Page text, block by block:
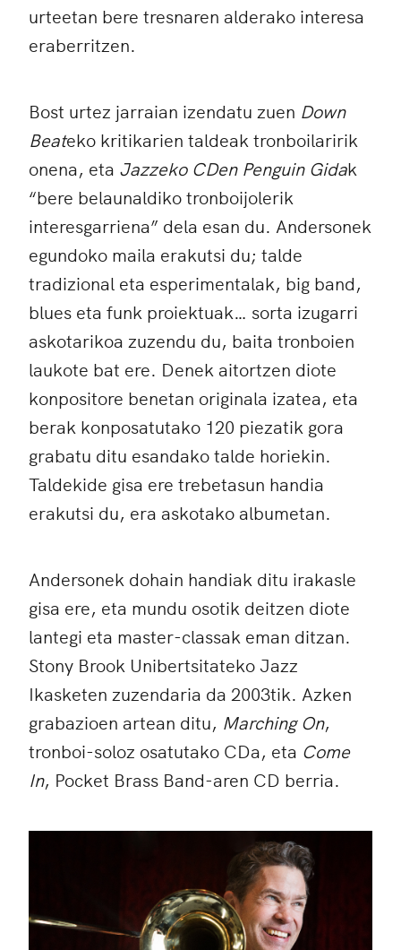
urteetan bere tresnaren alderako interesa
eraberritzen.
Bost urtez jarraian izendatu zuen Down
Beateko kritikarien taldeak tronboilaririk
onena, eta Jazzeko CDen Penguin Gidak
“bere belaunaldiko tronboijolerik
interesgarriena” dela esan du. Andersonek
egundoko maila erakutsi du; talde
tradizional eta esperimentalak, big band,
blues eta funk proiektuak… sorta izugarri
askotarikoa zuzendu du, baita tronboien
laukote bat ere. Denek aitortzen diote
konpositore benetan originala izatea, eta
berak konposatutako 120 piezatik gora
grabatu ditu esandako talde horiekin.
Taldekide gisa ere trebetasun handia
erakutsi du, era askotako albumetan.
Andersonek dohain handiak ditu irakasle
gisa ere, eta mundu osotik deitzen diote
lantegi eta master-classak eman ditzan.
Stony Brook Unibertsitateko Jazz
Ikasketen zuzendaria da 2003tik. Azken
grabazioen artean ditu, Marching On,
tronboi-soloz osatutako CDa, eta Come
In, Pocket Brass Band-aren CD berria.